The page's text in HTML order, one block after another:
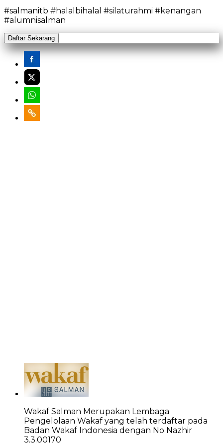
#salmanitb #halalbihalal #silaturahmi #kenangan
#alumnisalman
Daftar Sekarang
Wakaf Salman Merupakan Lembaga
Pengelolaan Wakaf yang telah terdaftar pada
Badan Wakaf Indonesia dengan No Nazhir
3.3.00170